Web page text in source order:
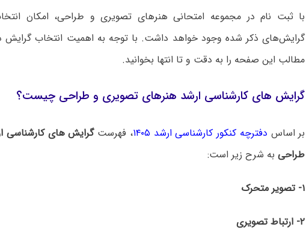
با ثبت نام در مجموعه امتحانی هنرهای تصویری و طراحی، امکان
گرایش‌های ذکر شده وجود خواهد داشت. با توجه به اهمیت انتخاب گرایش
مطالب این صفحه را به دقت و تا انتها بخوانید.
گرایش های کارشناسی ارشد هنرهای تصویری و طراحی چیست؟
بر اساس دفترچه کنکور کارشناسی ارشد ۱۴۰۵ ، فهرست گرایش های کارشناسی
طراحی به شرح زیر است:
۱- تصویر متحرک
۲- ارتباط تصویری